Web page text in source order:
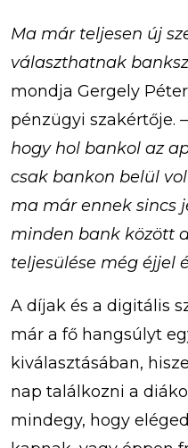
Ma már teljesen új
választhatnak
mondja Gergely
pénzügyi szakértője. –
hogy hol bankol az
csak bankon belül
ma már ennek sincs
minden bank között
teljesülése még éjjel
A díjak és a digitális
már a fő hangsúlyt
kiválasztásában,
nap találkozni a
mindegy, hogy